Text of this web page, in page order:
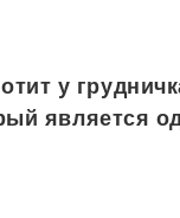
у
является